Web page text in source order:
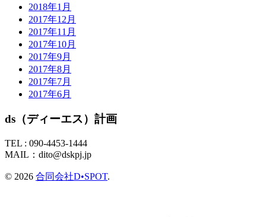
2018年1月
2017年12月
2017年11月
2017年10月
2017年9月
2017年8月
2017年7月
2017年6月
ds（ディーエス）計画
TEL : 090-4453-1444
MAIL： dito@dskpj.jp
© 2026 合同会社D•SPOT.